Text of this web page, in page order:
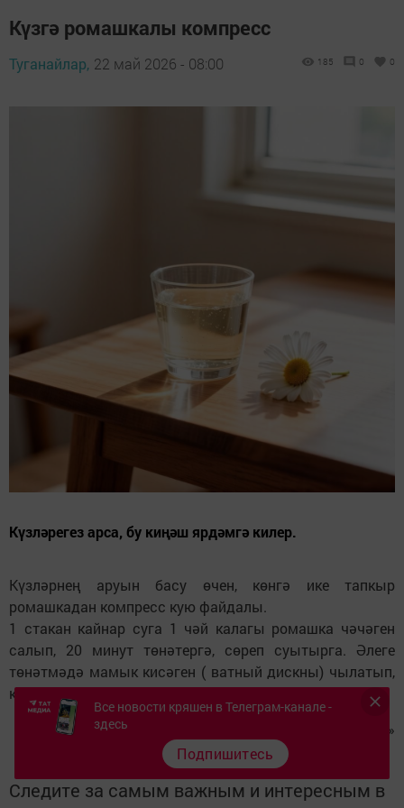
Күзгә ромашкалы компресс
Туганайлар, 22 май 2026 - 08:00 185 0 0
Күзләрегез арса, бу киңәш ярдәмгә килер.
Күзләрнең аруын басу өчен, көнгә ике тапкыр
ромашкадан компресс кую файдалы.
1 стакан кайнар суга 1 чәй калагы ромашка чәчәген
салып, 20 минут төнәтергә, сөреп суытырга. Әлеге
төнәтмәдә мамык кисәген ( ватный дискны) чылатып,
күзгә куярга һәм 15-20 минут ятып торырга кирәк.
Фото: «Туганайлар»
Следите за самым важным и интересным в
Все новости кряшен в Телеграм-канале -
здесь
Подпишитесь